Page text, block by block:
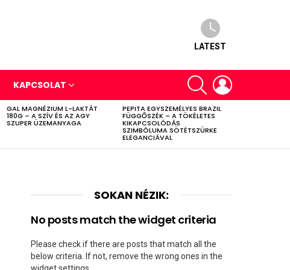
LATEST
KAPCSOLAT
SEARCH
GAL MAGNÉZIUM L-LAKTÁT
180G – A SZÍV ÉS AZ AGY
SZUPER ÜZEMANYAGA
PEPITA EGYSZEMÉLYES BRAZIL
FÜGGŐSZÉK – A TÖKÉLETES
KIKAPCSOLÓDÁS
SZIMBÓLUMA SÖTÉTSZÜRKE
ELEGANCIÁVAL
SOKAN NÉZIK:
No posts match the widget criteria
Please check if there are posts that match all the
below criteria. If not, remove the wrong ones in the
widget settings.